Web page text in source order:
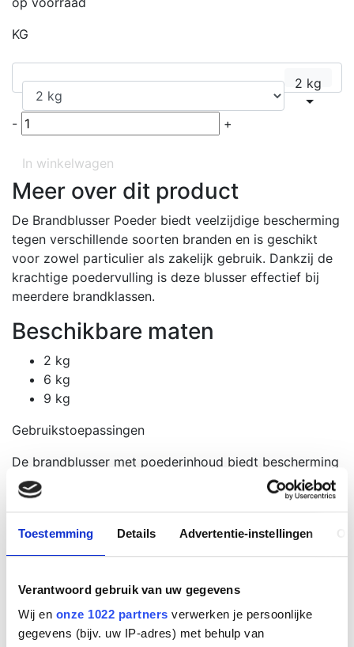
Toestemming Details Advertentie-instellingen
Verantwoord gebruik van uw gegevens
Wij en onze 1022 partners verwerken je persoonlijke
gegevens (bijv. uw IP-adres) met behulp van
KG
2 kg
- +
In winkelwagen
Meer over dit product
De Brandblusser Poeder biedt veelzijdige bescherming
tegen verschillende soorten branden en is geschikt
voor zowel particulier als zakelijk gebruik. Dankzij de
krachtige poedervulling is deze blusser effectief bij
meerdere brandklassen.
Beschikbare maten
2 kg
6 kg
9 kg
Gebruikstoepassingen
De brandblusser met poederinhoud biedt bescherming
tegen:
Brandklasse A (vaste stoffen zoals hout, papier
en textiel)
Hierdoor is de blusser breed inzetbaar in
uiteenlopende situaties.
Gebruiksgemak